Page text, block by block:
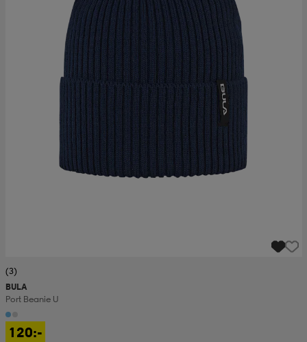
(3)
BULA
Port Beanie U
120:-